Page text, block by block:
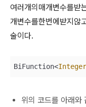
여러개의매개변수를받
개변수를한번에받지않
술이다.
BiFunction<Integer
위의 코드를 아래와